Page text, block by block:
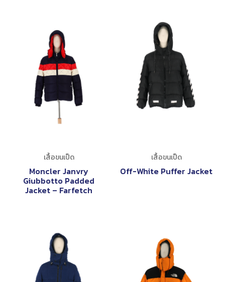
เสื้อขนเป็ด
Moncler Janvry
Giubbotto Padded
Jacket – Farfetch
เสื้อขนเป็ด
Off-White Puffer Jacket